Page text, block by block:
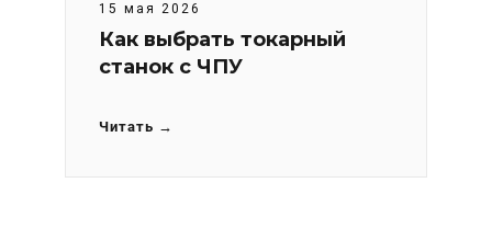
15 мая 2026
Как выбрать токарный
станок с ЧПУ
Читать →